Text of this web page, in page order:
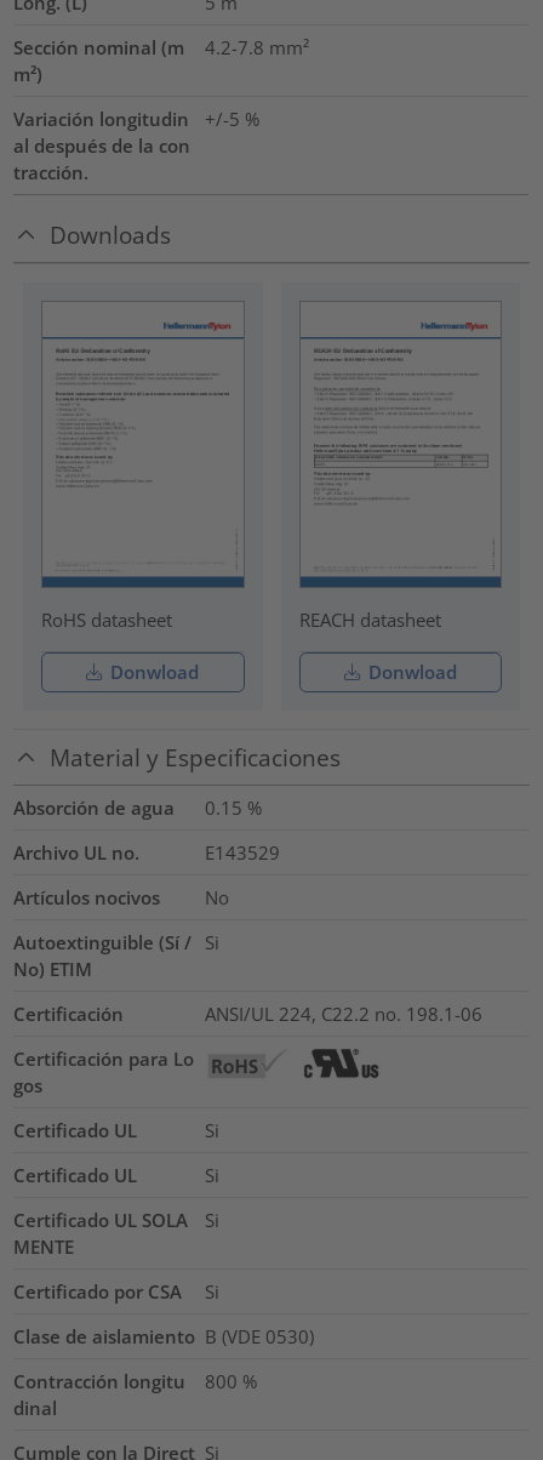
Sección nominal (m
m²)
4.2-7.8 mm²
Variación longitudin
al después de la con
tracción.
+/-5 %
Downloads
RoHS datasheet
Donwload
REACH datasheet
Donwload
Material y Especificaciones
Absorción de agua 0.15 %
Archivo UL no.
E143529
Artículos nocivos
No
Autoextinguible (Sí /
No) ETIM
Si
Certificación
ANSI/UL 224, C22.2 no. 198.1-06
Certificación para Lo
gos
Certificado UL
Si
Certificado UL
Si
Certificado UL SOLA
MENTE
Si
Certificado por CSA
Si
Clase de aislamiento B (VDE 0530)
Contracción longitu
dinal
800 %
Cumple con la Direct Si